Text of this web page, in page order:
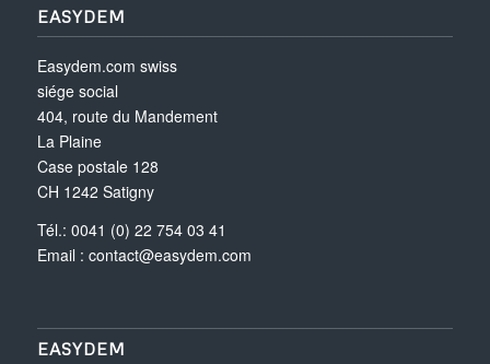
EASYDEM
Easydem.com swiss
siége social
404, route du Mandement
La Plaine
Case postale 128
CH 1242 Satigny
Tél.: 0041 (0) 22 754 03 41
Email : contact@easydem.com
EASYDEM